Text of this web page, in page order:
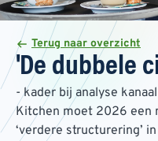
Terug naar overzicht
'De dubbele
- kader bij analyse
Kitchen moet 2026 een
‘verdere structurering’